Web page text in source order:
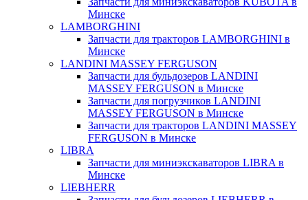
Минске
LAMBORGHINI
Запчасти для тракторов LAMBORGHINI в
Минске
LANDINI MASSEY FERGUSON
Запчасти для бульдозеров LANDINI
MASSEY FERGUSON в Минске
Запчасти для погрузчиков LANDINI
MASSEY FERGUSON в Минске
Запчасти для тракторов LANDINI MASSEY
FERGUSON в Минске
LIBRA
Запчасти для миниэкскаваторов LIBRA в
Минске
LIEBHERR